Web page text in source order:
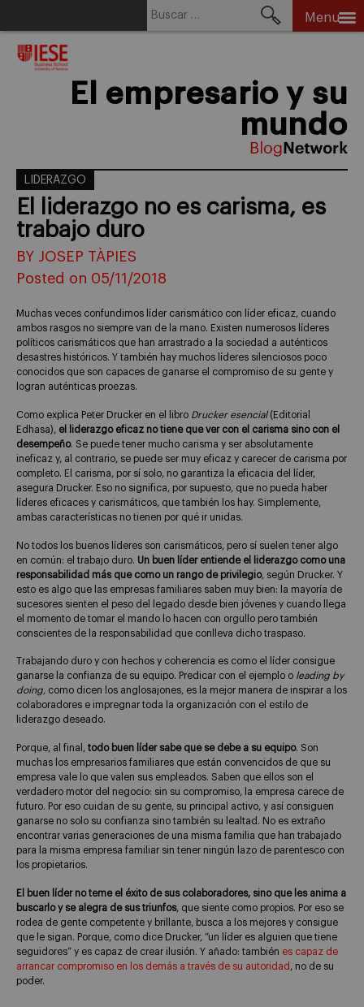
Menu
El empresario y su
mundo
LIDERAZGO
El liderazgo no es carisma, es
trabajo duro
BY JOSEP TÀPIES
Posted on 05/11/2018
Muchas veces confundimos líder carismático con líder eficaz, cuando
ambos rasgos no siempre van de la mano. Existen numerosos líderes
políticos carismáticos que han arrastrado a la sociedad a auténticos
desastres históricos. Y también hay muchos líderes silenciosos poco
conocidos que son capaces de ganarse el compromiso de su gente y
logran auténticas proezas.
Como explica Peter Drucker en el libro Drucker esencial(Editorial
Edhasa), el liderazgo eficaz no tiene que ver con el carisma sino con el
desempeño. Se puede tener mucho carisma y ser absolutamente
ineficaz y, al contrario, se puede ser muy eficaz y carecer de carisma por
completo. El carisma, por sí solo, no garantiza la eficacia del líder,
asegura Drucker. Eso no significa, por supuesto, que no pueda haber
líderes eficaces y carismáticos, que también los hay. Simplemente,
ambas características no tienen por qué ir unidas.
No todos los buenos líderes son carismáticos, pero sí suelen tener algo
en común: el trabajo duro. Un buen líder entiende el liderazgo como una
responsabilidad más que como un rango de privilegio, según Drucker. Y
esto es algo que las empresas familiares saben muy bien: la mayoría de
sucesores sienten el peso del legado desde bien jóvenes y cuando llega
el momento de tomar el mando lo hacen con orgullo pero también
conscientes de la responsabilidad que conlleva dicho traspaso.
Trabajando duro y con hechos y coherencia es como el líder consigue
ganarse la confianza de su equipo. Predicar con el ejemplo o leading by
doing, como dicen los anglosajones, es la mejor manera de inspirar a los
colaboradores e impregnar toda la organización con el estilo de
liderazgo deseado.
Porque, al final, todo buen líder sabe que se debe a su equipo. Son
muchas los empresarios familiares que están convencidos de que su
empresa vale lo que valen sus empleados. Saben que ellos son el
verdadero motor del negocio: sin su compromiso, la empresa carece de
futuro. Por eso cuidan de su gente, su principal activo, y así consiguen
ganarse no solo su confianza sino también su lealtad. No es extraño
encontrar varias generaciones de una misma familia que han trabajado
para la misma empresa familiar sin tener ningún lazo de parentesco con
los propietarios.
El buen líder no teme el éxito de sus colaboradores, sino que les anima a
buscarlo y se alegra de sus triunfos, que siente como propios. Por eso se
rodea de gente competente y brillante, busca a los mejores y consigue
que le sigan. Porque, como dice Drucker, “un líder es alguien que tiene
seguidores” y es capaz de crear ilusión. Y añado: también es capaz de
arrancar compromiso en los demás a través de su autoridad , no de su
poder.